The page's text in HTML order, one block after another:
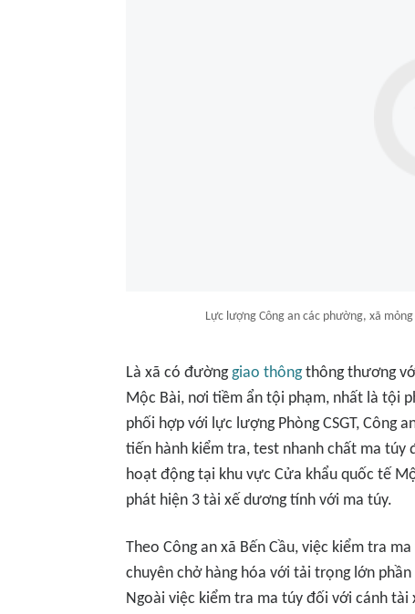
Lực lượng Công an các phường, xã
Là xã có đườnggiao thôngthông thương
Mộc Bài, nơi tiềm ẩn tội phạm, nhất là tội
phối hợp với lực lượng Phòng CSGT, Công
tiến hành kiểm tra, test nhanh chất ma túy
hoạt động tại khu vực Cửa khẩu quốc tế
phát hiện 3 tài xế dương tính với ma túy.
Theo Công an xã Bến Cầu, việc kiểm tra
chuyên chở hàng hóa với tải trọng lớn
Ngoài việc kiểm tra ma túy đối với cánh tài